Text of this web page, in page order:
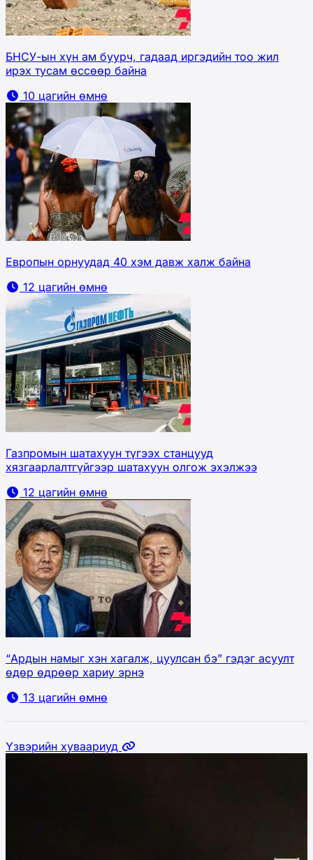
БНСУ-ын хүн ам буурч, гадаад иргэдийн тоо жил
ирэх тусам өссөөр байна
10 цагийн өмнө
Европын орнуудад 40 хэм давж халж байна
12 цагийн өмнө
Газпромын шатахуун түгээх станцууд
хязгаарлалтгүйгээр шатахуун олгож эхэлжээ
12 цагийн өмнө
“Ардын намыг хэн хагалж, цуулсан бэ” гэдэг асуулт
өдөр өдрөөр хариу эрнэ
13 цагийн өмнө
Үзвэрийн хуваариуд